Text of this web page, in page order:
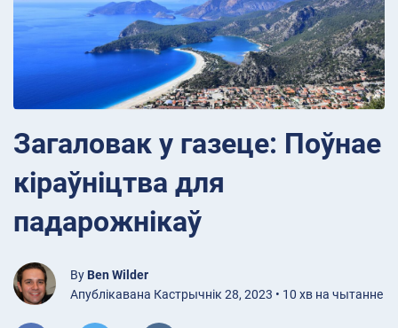
Загаловак у газеце: Поўнае
кіраўніцтва для
падарожнікаў
By Ben Wilder
Апублікавана Кастрычнік 28, 2023 • 10 хв на чытанне